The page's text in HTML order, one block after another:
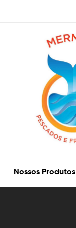
Nossos Produtos